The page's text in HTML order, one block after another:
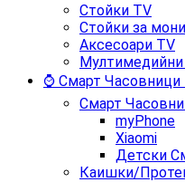
Стойки TV
Стойки за
Аксесоари TV
Мултимедийни
⌚ Смарт Часовници
Смарт
myPhone
Xiaomi
Детски
Каишки/